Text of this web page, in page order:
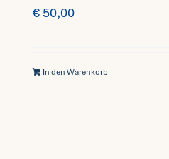
€ 50,00
In den Warenkorb